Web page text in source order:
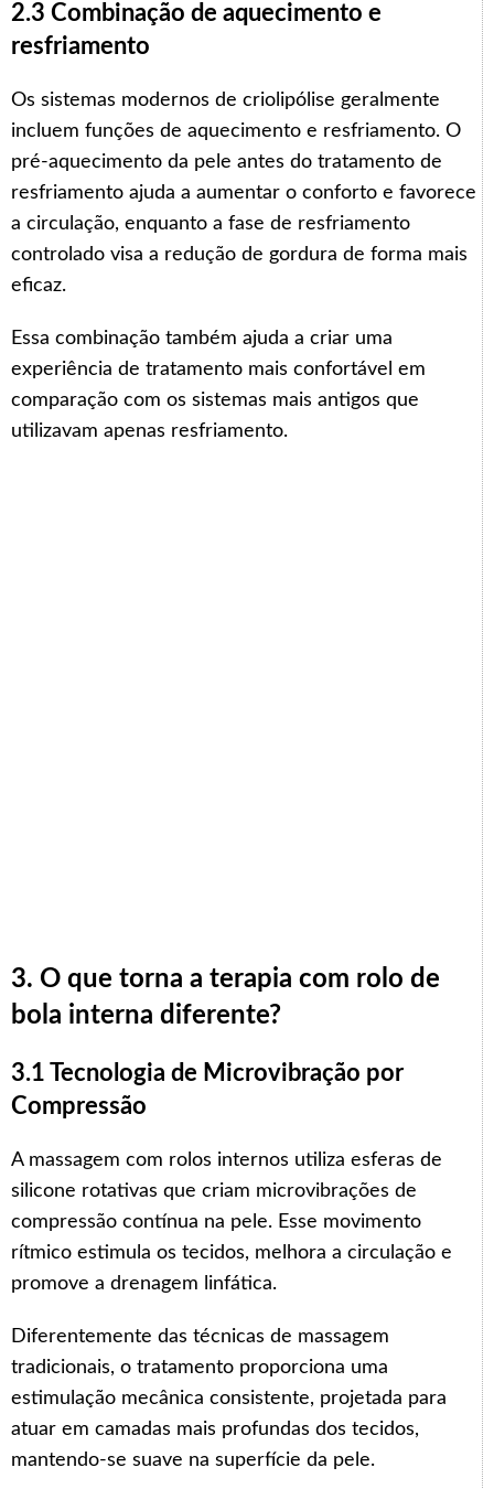
2.3 Combinação de aquecimento e
resfriamento
Os sistemas modernos de criolipólise geralmente
incluem funções de aquecimento e resfriamento. O
pré-aquecimento da pele antes do tratamento de
resfriamento ajuda a aumentar o conforto e favorece
a circulação, enquanto a fase de resfriamento
controlado visa a redução de gordura de forma mais
eficaz.
Essa combinação também ajuda a criar uma
experiência de tratamento mais confortável em
comparação com os sistemas mais antigos que
utilizavam apenas resfriamento.
3. O que torna a terapia com rolo de
bola interna diferente?
3.1 Tecnologia de Microvibração por
Compressão
A massagem com rolos internos utiliza esferas de
silicone rotativas que criam microvibrações de
compressão contínua na pele. Esse movimento
rítmico estimula os tecidos, melhora a circulação e
promove a drenagem linfática.
Diferentemente das técnicas de massagem
tradicionais, o tratamento proporciona uma
estimulação mecânica consistente, projetada para
atuar em camadas mais profundas dos tecidos,
mantendo-se suave na superfície da pele.